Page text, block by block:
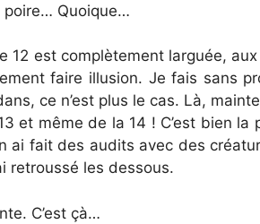
poire… Quoique…
12 est complètement larguée,
faire illusion. Je fais sans
ce n’est plus le cas. Là,
et même de la 14 ! C’est bien
ai fait des audits avec des
retroussé les dessous.
C’est çà…